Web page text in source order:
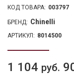
КОД ТОВАРА: 003797
БРЕНД: Chinelli
АРТИКУЛ: 8014500
1 104 руб.